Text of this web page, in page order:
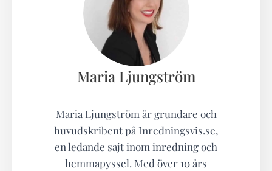
Maria Ljungström
Maria Ljungström är grundare och
huvudskribent på Inredningsvis.se,
en ledande sajt inom inredning och
hemmapyssel. Med över 10 års